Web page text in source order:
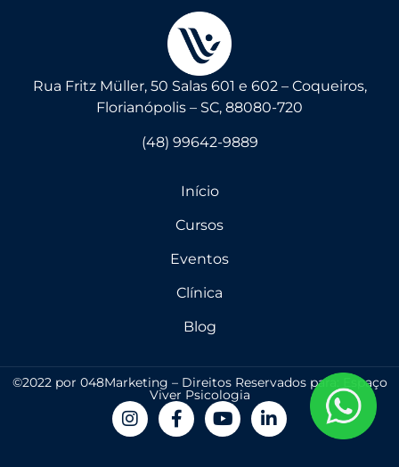
Rua Fritz Müller, 50 Salas 601 e 602 – Coqueiros,
Florianópolis – SC, 88080-720
(48) 99642-9889
Início
Cursos
Eventos
Clínica
Blog
©2022 por 048Marketing – Direitos Reservados para: Espaço
Viver Psicologia